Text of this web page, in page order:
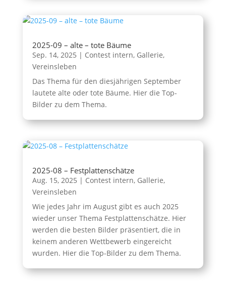
2025-09 – alte – tote Bäume
Sep. 14, 2025 | Contest intern, Gallerie,
Vereinsleben
Das Thema für den diesjährigen September
lautete alte oder tote Bäume. Hier die Top-
Bilder zu dem Thema.
2025-08 – Festplattenschätze
Aug. 15, 2025 | Contest intern, Gallerie,
Vereinsleben
Wie jedes Jahr im August gibt es auch 2025
wieder unser Thema Festplattenschätze. Hier
werden die besten Bilder präsentiert, die in
keinem anderen Wettbewerb eingereicht
wurden. Hier die Top-Bilder zu dem Thema.